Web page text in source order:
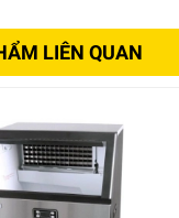
LIÊN QUAN